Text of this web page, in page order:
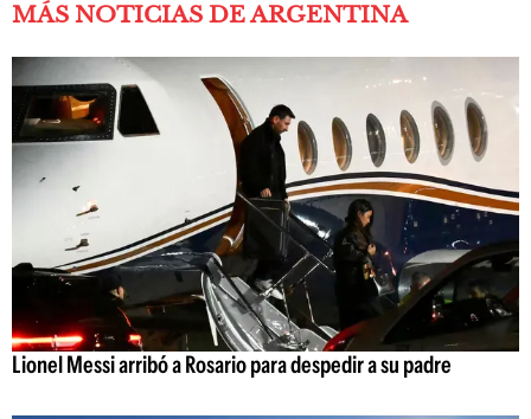
MÁS NOTICIAS DE ARGENTINA
Lionel Messi arribó a Rosario para despedir a su padre